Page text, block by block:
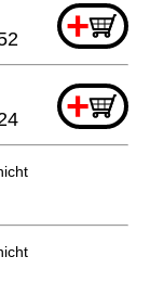
+
+
bestellbar
bestellbar